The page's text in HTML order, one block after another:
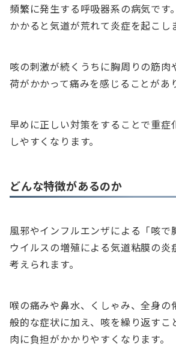
頻繁に発生する呼吸器系の病気です
かかると気道が荒れて炎症を起こし
咳の刺激が続くうちに胸周りの筋肉
荷がかかって痛みを感じることがあ
早めに正しい対策をすることで重症
しやすくなります。
どんな特徴があるのか
風邪やインフルエンザによる「咳で
ウイルスの増殖による気道粘膜の炎
考えられます。
喉の痛みや鼻水、くしゃみ、全身の
般的な症状に加え、咳を繰り返すこ
肉に負担がかかりやすくなります。